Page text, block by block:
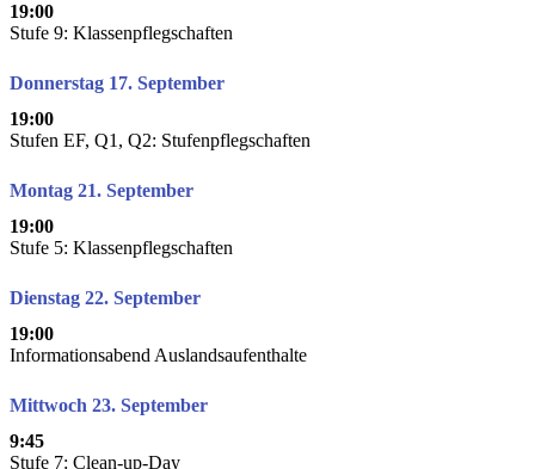
19:00
Stufe 9: Klassenpflegschaften
Donnerstag 17. September
19:00
Stufen EF, Q1, Q2: Stufenpflegschaften
Montag 21. September
19:00
Stufe 5: Klassenpflegschaften
Dienstag 22. September
19:00
Informationsabend Auslandsaufenthalte
Mittwoch 23. September
9:45
Stufe 7: Clean-up-Day